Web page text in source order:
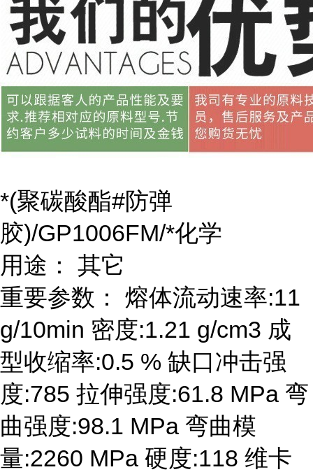
*(聚碳酸酯#防弹
胶)/GP1006FM/*化学
用途： 其它
重要参数： 熔体流动速率:11
g/10min 密度:1.21 g/cm3 成
型收缩率:0.5 % 缺口冲击强
度:785 拉伸强度:61.8 MPa 弯
曲强度:98.1 MPa 弯曲模
量:2260 MPa 硬度:118 维卡